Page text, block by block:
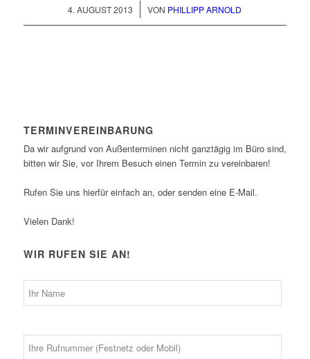
4. AUGUST 2013
/ VON PHILLIPP ARNOLD
TERMINVEREINBARUNG
Da wir aufgrund von Außenterminen nicht ganztägig im Büro sind,
bitten wir Sie, vor Ihrem Besuch einen Termin zu vereinbaren!
Rufen Sie uns hierfür einfach an, oder senden eine E-Mail.
Vielen Dank!
WIR RUFEN SIE AN!